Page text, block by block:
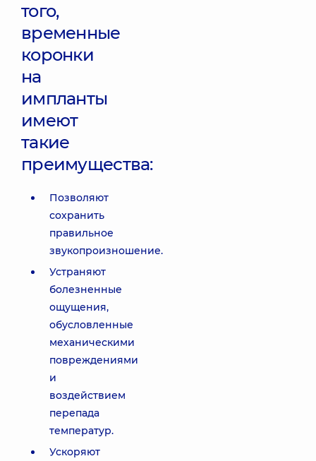
того,
временные
коронки
на
импланты
имеют
такие
преимущества:
Позволяют
сохранить
правильное
звукопроизношение.
Устраняют
болезненные
ощущения,
обусловленные
механическими
повреждениями
и
воздействием
перепада
температур.
Ускоряют